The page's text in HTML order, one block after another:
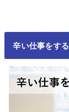
辛い仕事をす